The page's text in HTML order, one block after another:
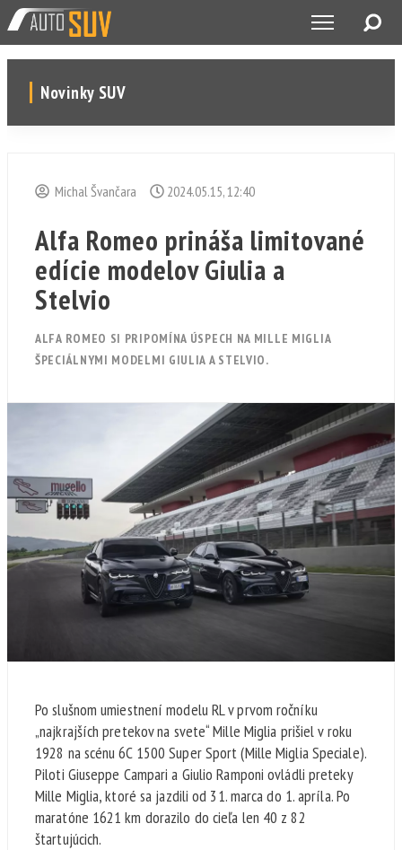
Novinky SUV
Michal Švančara 2024.05.15, 12:40
Alfa Romeo prináša limitované
edície modelov Giulia a
Stelvio
ALFA ROMEO SI PRIPOMÍNA ÚSPECH NA MILLE MIGLIA
ŠPECIÁLNYMI MODELMI GIULIA A STELVIO.
Po slušnom umiestnení modelu RL v prvom ročníku
„najkrajších pretekov na svete“ Mille Miglia prišiel v roku
1928 na scénu 6C 1500 Super Sport (Mille Miglia Speciale).
Piloti Giuseppe Campari a Giulio Ramponi ovládli preteky
Mille Miglia, ktoré sa jazdili od 31. marca do 1. apríla. Po
maratóne 1621 km dorazilo do cieľa len 40 z 82
štartujúcich.